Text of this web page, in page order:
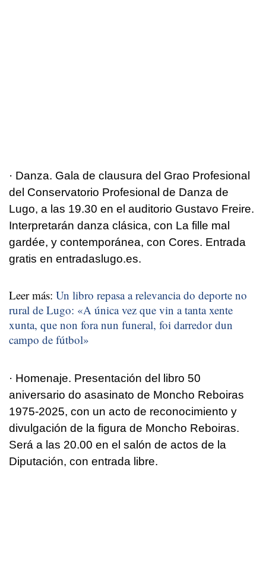
· Danza. Gala de clausura del Grao Profesional
del Conservatorio Profesional de Danza de
Lugo, a las 19.30 en el auditorio Gustavo Freire.
Interpretarán danza clásica, con La fille mal
gardée, y contemporánea, con Cores. Entrada
gratis en entradaslugo.es.
Leer más: Un libro repasa a relevancia do deporte no
rural de Lugo: «A única vez que vin a tanta xente
xunta, que non fora nun funeral, foi darredor dun
campo de fútbol»
· Homenaje. Presentación del libro 50
aniversario do asasinato de Moncho Reboiras
1975-2025, con un acto de reconocimiento y
divulgación de la figura de Moncho Reboiras.
Será a las 20.00 en el salón de actos de la
Diputación, con entrada libre.